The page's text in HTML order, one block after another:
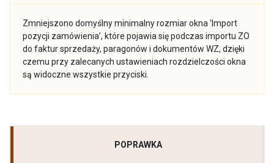
Zmniejszono domyślny minimalny rozmiar okna 'Import
pozycji zamówienia’, które pojawia się podczas importu ZO
do faktur sprzedaży, paragonów i dokumentów WZ, dzięki
czemu przy zalecanych ustawieniach rozdzielczości okna
są widoczne wszystkie przyciski.
POPRAWKA